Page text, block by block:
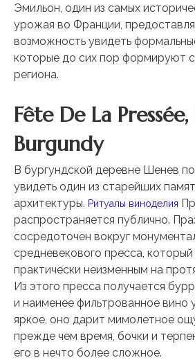
Эмильон, один из самых
урожая во Франции,
возможность увидеть
которые до сих пор формируют
региона.
Fête De La
Burgundy
В бургундской деревне Шенев
увидеть один из старейших
архитектуры. Ритуалы виноделия
распространяется публично.
сосредоточен вокруг
средневекового пресса,
практически неизменным на
Из этого пресса получается
и наименее фильтрованное вино
яркое, оно дарит мимолетное
прежде чем время, бочки и
его в нечто более сложное.